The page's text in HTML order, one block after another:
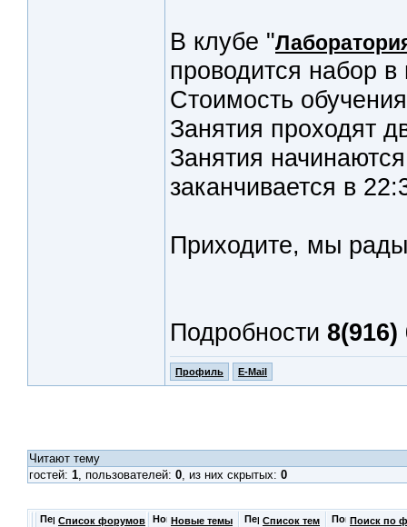
В клубе "
проводится набор
Стоимость
Занятия проходят
Занятия
заканчивается в
Приходите, мы
Подробности 8(916)
Профиль E-Mail
Читают тему
гостей: 1, пользователей: 0, из них скрытых: 0
Список форумов Новые темы Список тем Поиск по